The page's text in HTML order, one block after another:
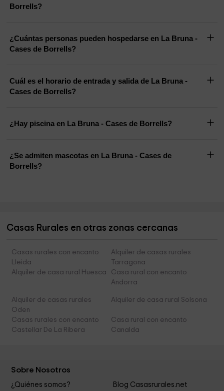
Borrells?
¿Cuántas personas pueden hospedarse en La Bruna -
Cases de Borrells?
Cuál es el horario de entrada y salida de La Bruna -
Cases de Borrells?
¿Hay piscina en La Bruna - Cases de Borrells?
¿Se admiten mascotas en La Bruna - Cases de
Borrells?
Casas Rurales en otras zonas cercanas
Casas rurales con encanto
Lleida
Alquiler de casas rurales
Tarragona
Alquiler de casa rural Huesca
Casa rural con encanto
Andorra
Alquiler de casas rurales
Oden
Alquiler de casa rural Solsona
Casas rurales con encanto
Castellar De La Ribera
Casa rural con encanto
Canalda
Sobre Nosotros
¿Quiénes somos? Blog Casasrurales.net